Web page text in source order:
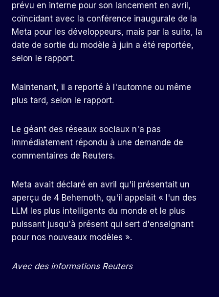
prévu en interne pour son lancement en avril,
coïncidant avec la conférence inaugurale de la
Meta pour les développeurs, mais par la suite, la
date de sortie du modèle à juin a été reportée,
selon le rapport.
Maintenant, il a reporté à l'automne ou même
plus tard, selon le rapport.
Le géant des réseaux sociaux n'a pas
immédiatement répondu à une demande de
commentaires de Reuters.
Meta avait déclaré en avril qu'il présentait un
aperçu de 4 Behemoth, qu'il appelait « l'un des
LLM les plus intelligents du monde et le plus
puissant jusqu'à présent qui sert d'enseignant
pour nos nouveaux modèles ».
Avec des informations Reuters